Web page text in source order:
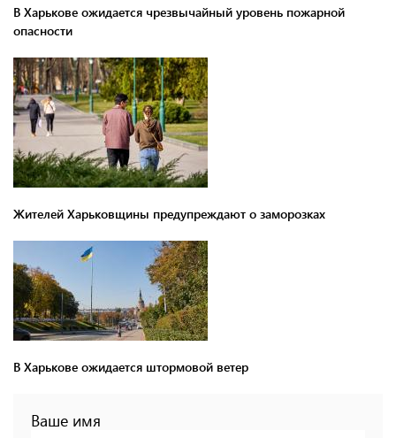
В Харькове ожидается чрезвычайный уровень пожарной
опасности
Жителей Харьковщины предупреждают о заморозках
В Харькове ожидается штормовой ветер
Ваше имя